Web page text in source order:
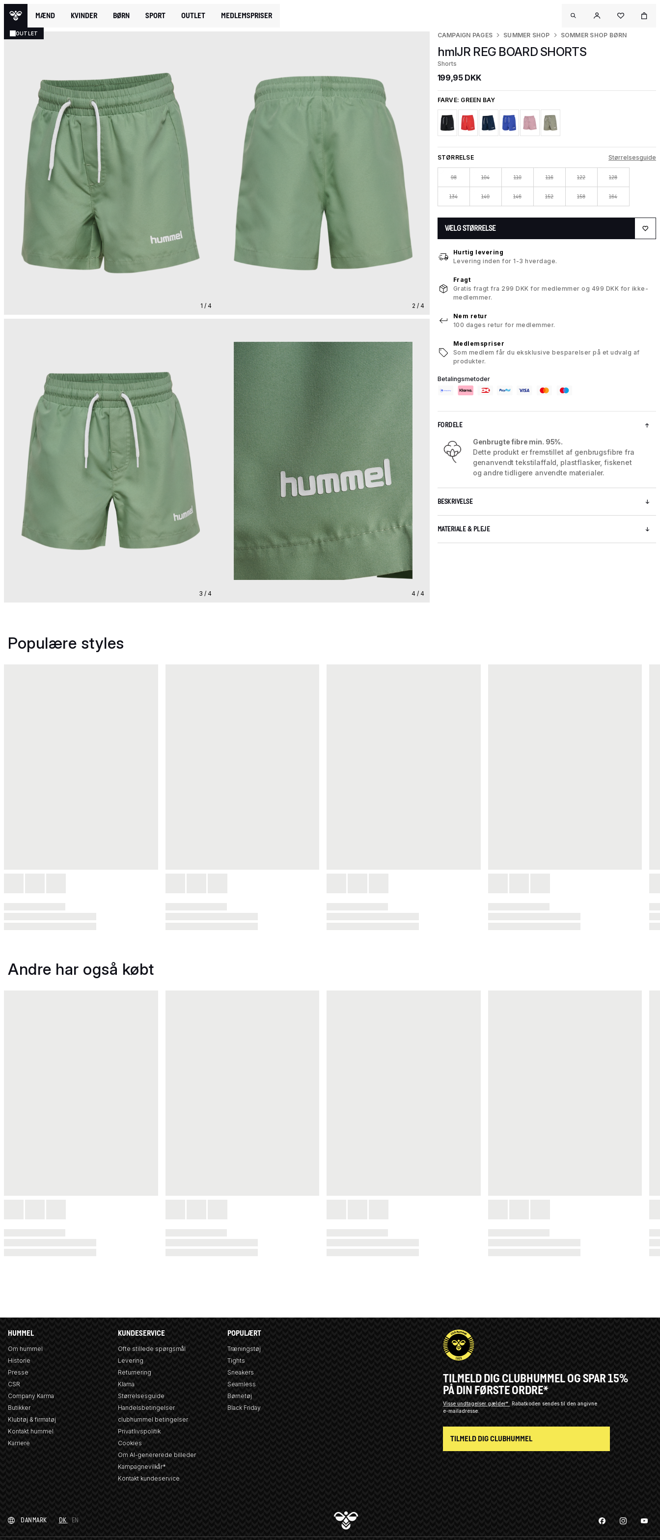
MÆND KVINDER BØRN SPORT OUTLET MEDLEMSPRISER
OUTLET
1 / 4 2 / 4
3 / 4 4 / 4
CAMPAIGN PAGES SUMMER SHOP SOMMER SHOP BØRN
hmlJR REG BOARD SHORTS
Shorts
199,95 DKK
FARVE: GREEN BAY
STØRRELSE Størrelsesguide
98 104 110 116 122 128
134 140 146 152 158 164
VÆLG STØRRELSE
Hurtig levering
Levering inden for 1-3 hverdage.
Fragt
Gratis fragt fra 299 DKK for medlemmer og 499 DKK for ikke-
medlemmer.
Nem retur
100 dages retur for medlemmer.
Medlemspriser
Som medlem får du eksklusive besparelser på et udvalg af
produkter.
Betalingsmetoder
FORDELE
Genbrugte fibre min. 95%.
Dette produkt er fremstillet af genbrugsfibre fra
genanvendt tekstilaffald, plastflasker, fiskenet
og andre tidligere anvendte materialer.
BESKRIVELSE
MATERIALE & PLEJE
Populære styles
Andre har også købt
HUMMEL
Om hummel
Historie
Presse
CSR
Company Karma
Butikker
Klubtøj & firmatøj
Kontakt hummel
Karriere
KUNDESERVICE
Ofte stillede spørgsmål
Levering
Returnering
Klarna
Størrelsesguide
Handelsbetingelser
clubhummel betingelser
Privatlivspolitik
Cookies
Om AI-genererede billeder
Kampagnevilkår*
Kontakt kundeservice
POPULÆRT
Træningstøj
Tights
Sneakers
Seamless
Børnetøj
Black Friday
TILMELD DIG CLUBHUMMEL OG SPAR 15%
PÅ DIN FØRSTE ORDRE*
Visse undtagelser gælder* Rabatkoden sendes til den angivne
e-mailadresse.
TILMELD DIG CLUBHUMMEL
DANMARK DK EN